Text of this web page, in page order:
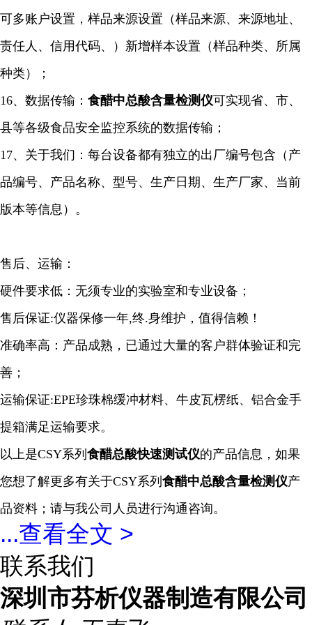
可多账户设置，样品来源设置（样品来源、来源地址、
责任人、信用代码、）新增样本设置（样品种类、所属
种类）；
16、数据传输： 食醋中总酸含量检测仪可实现省、市、
县等各级食品安全监控系统的数据传输；
17、关于我们：每台设备都有独立的出厂编号包含（产
品编号、产品名称、型号、生产日期、生产厂家、当前
版本等信息）。
售后、运输：
硬件要求低：无须专业的实验室和专业设备；
售后保证:仪器保修一年,终.身维护，值得信赖！
准确率高：产品成熟，已通过大量的客户群体验证和完
善；
运输保证:EPE珍珠棉缓冲材料、牛皮瓦楞纸、铝合金手
提箱满足运输要求。
以上是CSY系列 食醋总酸快速测试仪的产品信息，如果
您想了解更多有关于CSY系列 食醋中总酸含量检测仪产
品资料；请与我公司人员进行沟通咨询。
...查看全文 >
联系我们
深圳市芬析仪器制造有限公司